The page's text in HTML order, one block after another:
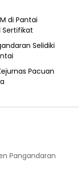
di Pantai
Sertifikat
Selidiki
Pacuan
Pangandaran